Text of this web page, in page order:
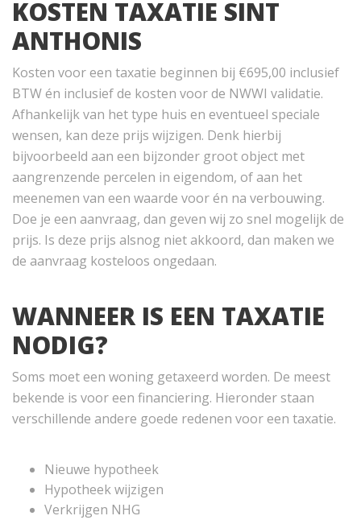
KOSTEN TAXATIE SINT
ANTHONIS
Kosten voor een taxatie beginnen bij €695,00 inclusief
BTW én inclusief de kosten voor de NWWI validatie.
Afhankelijk van het type huis en eventueel speciale
wensen, kan deze prijs wijzigen. Denk hierbij
bijvoorbeeld aan een bijzonder groot object met
aangrenzende percelen in eigendom, of aan het
meenemen van een waarde voor én na verbouwing.
Doe je een aanvraag, dan geven wij zo snel mogelijk de
prijs. Is deze prijs alsnog niet akkoord, dan maken we
de aanvraag kosteloos ongedaan.
WANNEER IS EEN TAXATIE
NODIG?
Soms moet een woning getaxeerd worden. De meest
bekende is voor een financiering. Hieronder staan
verschillende andere goede redenen voor een taxatie.
Nieuwe hypotheek
Hypotheek wijzigen
Verkrijgen NHG